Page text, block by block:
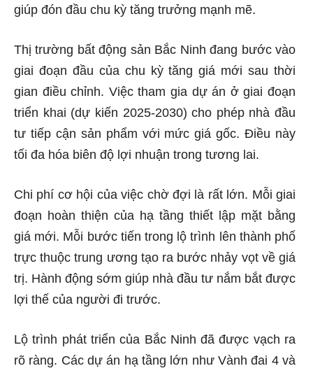
giúp đón đầu chu kỳ tăng trưởng mạnh mẽ.
Thị trường bất động sản Bắc Ninh đang bước vào
giai đoạn đầu của chu kỳ tăng giá mới sau thời
gian điều chỉnh. Việc tham gia dự án ở giai đoạn
triển khai (dự kiến 2025-2030) cho phép nhà đầu
tư tiếp cận sản phẩm với mức giá gốc. Điều này
tối đa hóa biên độ lợi nhuận trong tương lai.
Chi phí cơ hội của việc chờ đợi là rất lớn. Mỗi giai
đoạn hoàn thiện của hạ tầng thiết lập mặt bằng
giá mới. Mỗi bước tiến trong lộ trình lên thành phố
trực thuộc trung ương tạo ra bước nhảy vọt về giá
trị. Hành động sớm giúp nhà đầu tư nắm bắt được
lợi thế của người đi trước.
Lộ trình phát triển của Bắc Ninh đã được vạch ra
rõ ràng. Các dự án hạ tầng lớn như Vành đai 4 và